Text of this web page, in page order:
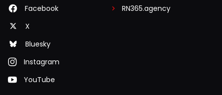
Facebook
X
Bluesky
Instagram
YouTube
RN365.agency